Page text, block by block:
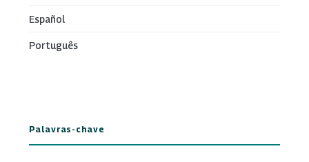
Español
Português
Palavras-chave